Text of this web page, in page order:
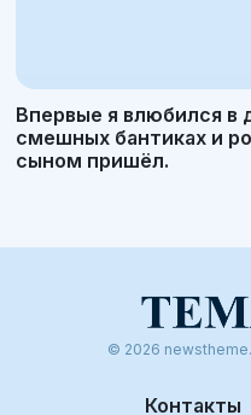
Впервые я влюбился в
смешных бантиках и
сыном пришёл.
© 2026
Контакты